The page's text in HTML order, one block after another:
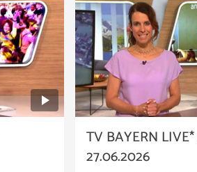
TV BAYERN
27.06.2026